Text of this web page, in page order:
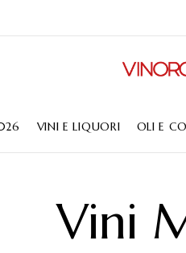
VINI E LIQUORI OLI E
Vini